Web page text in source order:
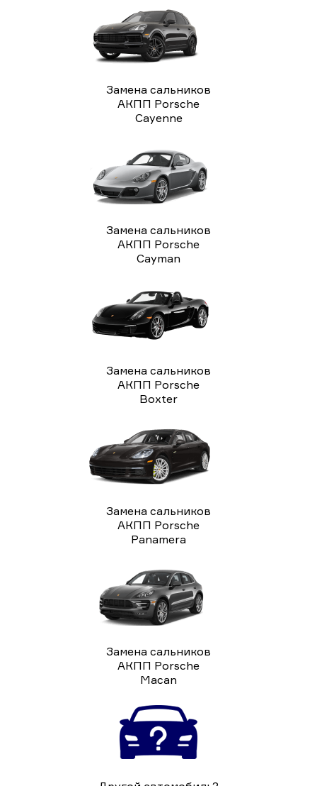
Замена сальников
АКПП Porsche
Cayenne
Замена сальников
АКПП Porsche
Cayman
Замена сальников
АКПП Porsche
Boxter
Замена сальников
АКПП Porsche
Panamera
Замена сальников
АКПП Porsche
Macan